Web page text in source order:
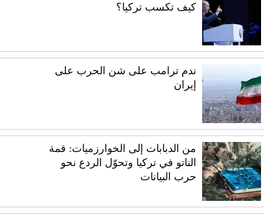
كيف تكسب تركيا؟
ندم ترامب على شن الحرب على
إيران
من الدبابات إلى الخوارزميات: قمة
الناتو في تركيا وتحوّل الردع نحو
حرب البيانات